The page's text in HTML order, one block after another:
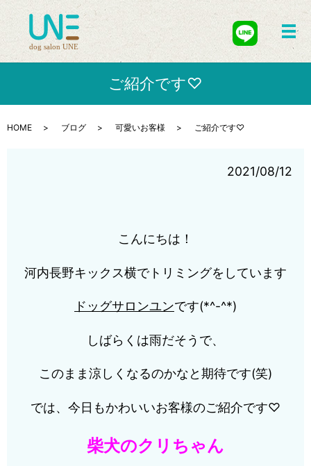
メ
ご紹介です♡
HOME ブログ 可愛いお客様 ご紹介です♡
2021/08/12
こんにちは！
河内長野キックス横でトリミングをしています
ドッグサロンユンです(*^-^*)
しばらくは雨だそうで、
このまま涼しくなるのかなと期待です(笑)
では、今日もかわいいお客様のご紹介です♡
柴犬のクリちゃん